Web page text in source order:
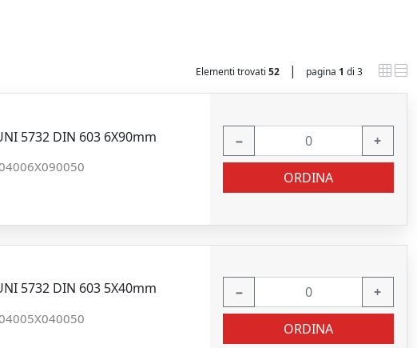
Elementi trovati 52 | pagina 1 di 3
5732 DIN 603 6X90mm − +
ORDINA
5732 DIN 603 5X40mm − +
ORDINA